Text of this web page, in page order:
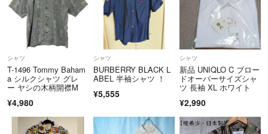
シャツ
T-1496 Tommy Baham
a シルクシャツ グレ
ー ヤシの木柄開襟M
¥4,980
シャツ
BURBERRY BLACK L
ABEL 半袖シャツ ！
¥5,555
シャツ
新品 UNIQLO C ブロー
ドオーバーサイズシャ
ツ 長袖 XL ホワイト
¥2,990